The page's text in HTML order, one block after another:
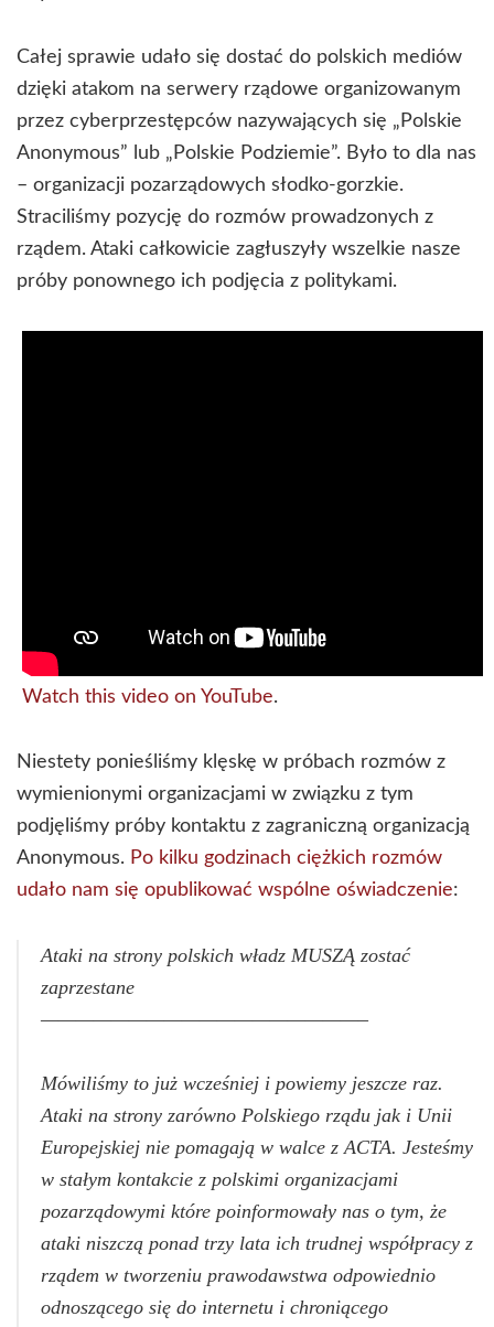
Całej sprawie udało się dostać do polskich mediów
dzięki atakom na serwery rządowe organizowanym
przez cyberprzestępców nazywających się „Polskie
Anonymous” lub „Polskie Podziemie”. Było to dla nas
– organizacji pozarządowych słodko-gorzkie.
Straciliśmy pozycję do rozmów prowadzonych z
rządem. Ataki całkowicie zagłuszyły wszelkie nasze
próby ponownego ich podjęcia z politykami.
Watch this video on YouTube.
Niestety ponieśliśmy klęskę w próbach rozmów z
wymienionymi organizacjami w związku z tym
podjęliśmy próby kontaktu z zagraniczną organizacją
Anonymous. Po kilku godzinach ciężkich rozmów
udało nam się opublikować wspólne oświadczenie:
Ataki na strony polskich władz MUSZĄ zostać
zaprzestane
——————————————————–
Mówiliśmy to już wcześniej i powiemy jeszcze raz.
Ataki na strony zarówno Polskiego rządu jak i Unii
Europejskiej nie pomagają w walce z ACTA. Jesteśmy
w stałym kontakcie z polskimi organizacjami
pozarządowymi które poinformowały nas o tym, że
ataki niszczą ponad trzy lata ich trudnej współpracy z
rządem w tworzeniu prawodawstwa odpowiednio
odnoszącego się do internetu i chroniącego